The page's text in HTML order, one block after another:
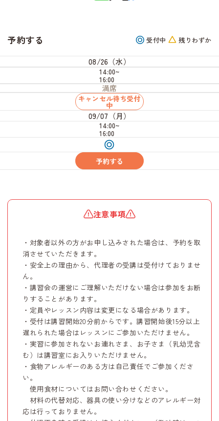
予約する 受付中 残りわずか
08/26（水）
14:00~
16:00
満席
キャンセル待ち受付
中
09/07（月）
14:00~
16:00
受
付
予約する
注意事項
・対象者以外の方がお申し込みされた場合は、予約を取
消させていただきます。
・安全上の理由から、代理者の受講は受付けておりませ
ん。
・講習会の運営にご理解いただけない場合は参加をお断
りすることがあります。
・定員やレッスン内容は変更になる場合があります。
・受付は講習開始20分前からです。講習開始後15分以上
遅れられた場合はレッスンにご参加いただけません。
・実習に参加されないお連れさま、お子さま（乳幼児含
む）は講習室にお入りいただけません。
・食物アレルギーのある方は自己責任でご参加くださ
い。
使用食材についてはお問い合わせください。
材料の代替対応、器具の使い分けなどのアレルギー対
応は行っておりません。